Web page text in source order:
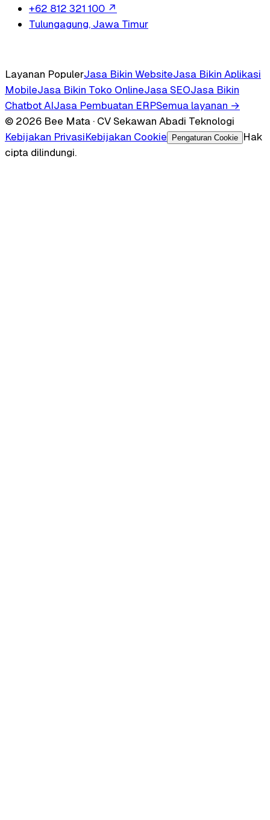
+62 812 321 100 ↗
Tulungagung, Jawa Timur
Layanan PopulerJasa Bikin WebsiteJasa Bikin Aplikasi
MobileJasa Bikin Toko OnlineJasa SEOJasa Bikin
Chatbot AIJasa Pembuatan ERPSemua layanan →
© 2026 Bee Mata · CV Sekawan Abadi Teknologi
Kebijakan PrivasiKebijakan Cookie Pengaturan Cookie
Hak
cipta dilindungi.